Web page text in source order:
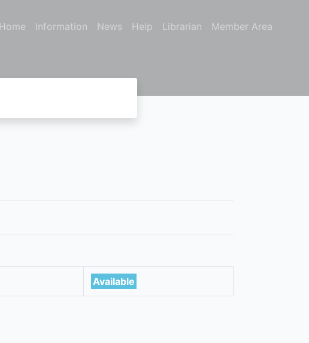
Home Information News Help Librarian Member Area
Available